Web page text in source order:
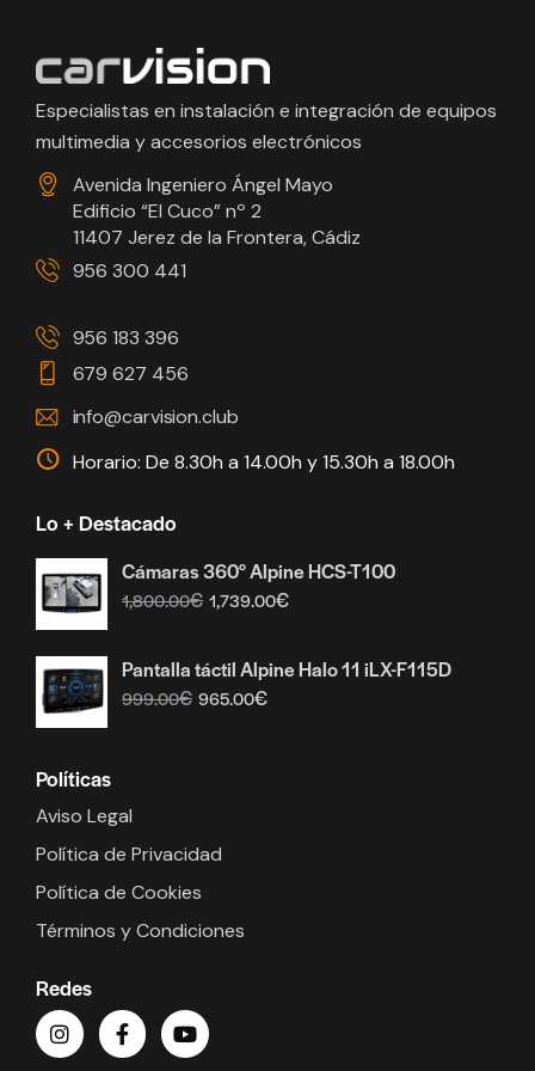
Especialistas en instalación e integración de equipos
multimedia y accesorios electrónicos
Avenida Ingeniero Ángel Mayo
Edificio “El Cuco” nº 2
11407 Jerez de la Frontera, Cádiz
956 300 441
956 183 396
679 627 456
info@carvision.club
Horario: De 8.30h a 14.00h y 15.30h a 18.00h
Lo + Destacado
Cámaras 360° Alpine HCS-T100
1,800.00€ 1,739.00€
Pantalla táctil Alpine Halo 11 iLX-F115D
999.00€ 965.00€
Políticas
Aviso Legal
Política de Privacidad
Política de Cookies
Términos y Condiciones
Redes